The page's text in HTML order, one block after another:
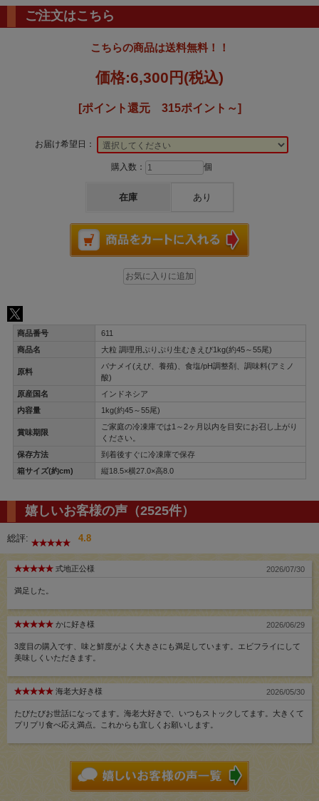
ご注文はこちら
こちらの商品は送料無料！！
価格:6,300円 (税込)
[ポイント還元 315ポイント～]
お届け希望日：
購入数： 個
在庫 あり
商品番号
611
商品名
大粒 調理用ぷりぷり生むきえび1kg(約45～55尾)
原料
バナメイ(えび、養殖)、食塩/pH調整剤、調味料(アミノ
酸)
原産国名
インドネシア
内容量
1kg(約45～55尾)
賞味期限
ご家庭の冷凍庫では1～2ヶ月以内を目安にお召し上がり
ください。
保存方法
到着後すぐに冷凍庫で保存
箱サイズ(約cm)
縦18.5×横27.0×高8.0
嬉しいお客様の声（2525件）
総評: 4.8
式地正公様 2026/07/30
満足した。
かに好き様 2026/06/29
3度目の購入です、味と鮮度がよく大きさにも満足しています。エビフライにして
美味しくいただきます。
海老大好き様 2026/05/30
たびたびお世話になってます。海老大好きで、いつもストックしてます。大きくて
プリプリ食べ応え満点。これからも宜しくお願いします。